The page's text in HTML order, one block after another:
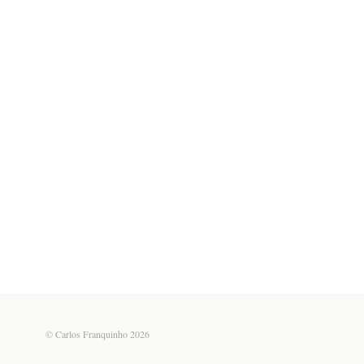
© Carlos Franquinho 2026